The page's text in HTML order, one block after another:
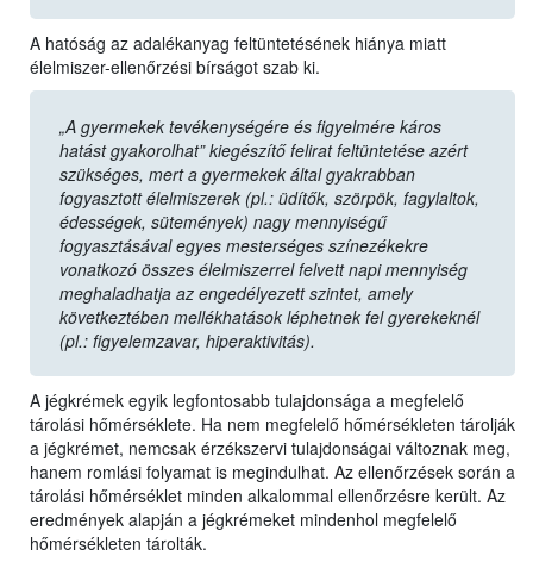
A hatóság az adalékanyag feltüntetésének hiánya miatt
élelmiszer-ellenőrzési bírságot szab ki.
„A gyermekek tevékenységére és figyelmére káros
hatást gyakorolhat” kiegészítő felirat feltüntetése azért
szükséges, mert a gyermekek által gyakrabban
fogyasztott élelmiszerek (pl.: üdítők, szörpök, fagylaltok,
édességek, sütemények) nagy mennyiségű
fogyasztásával egyes mesterséges színezékekre
vonatkozó összes élelmiszerrel felvett napi mennyiség
meghaladhatja az engedélyezett szintet, amely
következtében mellékhatások léphetnek fel gyerekeknél
(pl.: figyelemzavar, hiperaktivitás).
A jégkrémek egyik legfontosabb tulajdonsága a megfelelő
tárolási hőmérséklete. Ha nem megfelelő hőmérsékleten tárolják
a jégkrémet, nemcsak érzékszervi tulajdonságai változnak meg,
hanem romlási folyamat is megindulhat. Az ellenőrzések során a
tárolási hőmérséklet minden alkalommal ellenőrzésre került. Az
eredmények alapján a jégkrémeket mindenhol megfelelő
hőmérsékleten tárolták.